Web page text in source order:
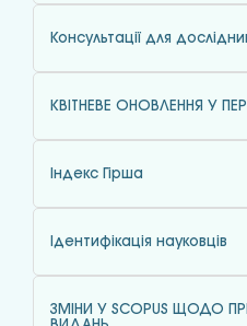
Консультації для
КВІТНЕВЕ ОНОВЛЕННЯ У
Індекс Гірша
Ідентифікація науковців
ЗМІНИ У SCOPUS ЩОДО